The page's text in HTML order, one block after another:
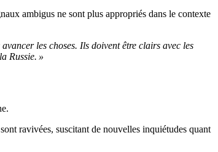
ambigus ne sont plus appropriés dans le contexte
les choses. Ils doivent être clairs avec les
Russie. »
ravivées, suscitant de nouvelles inquiétudes quant